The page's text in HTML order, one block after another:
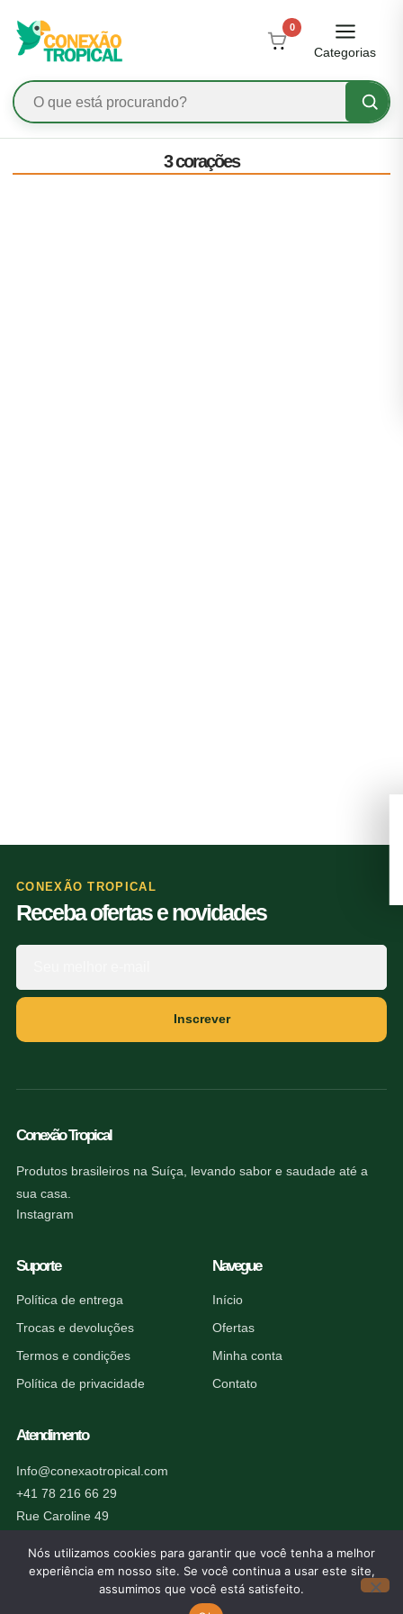
0
Categorias
3 corações
CONEXÃO TROPICAL
Receba ofertas e novidades
Inscrever
Conexão Tropical
Produtos brasileiros na Suíça, levando sabor e saudade até a
sua casa.
Instagram
Suporte
Política de entrega
Trocas e devoluções
Termos e condições
Política de privacidade
Navegue
Início
Ofertas
Minha conta
Contato
Atendimento
Info@conexaotropical.com
+41 78 216 66 29
Rue Caroline 49
Nós utilizamos cookies para garantir que você tenha a melhor
experiência em nosso site. Se você continua a usar este site,
assumimos que você está satisfeito.